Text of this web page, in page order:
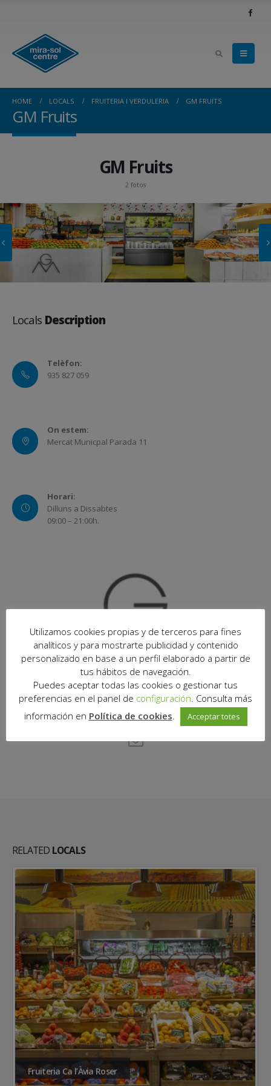
HOME LOCALS FRUITERIA I VERDULERIA GM FRUITS
GM Fruits
GM Fruits
2 fotos
Locals Description
Telèfon:
935 827 059
On estem:
Mercat Municpal Parada 11
Horari:
Dilluns a Dissabtes
09:00 – 21:00h.
RELATED LOCALS
Fruiteria Ca l’Àvia Roser
Utilizamos cookies propias y de terceros para fines
analíticos y para mostrarte publicidad y contenido
personalizado en base a un perfil elaborado a partir de
tus hábitos de navegación.
Puedes aceptar todas las cookies o gestionar tus
preferencias en el panel de configuración . Consulta más
información en Política de cookies Acceptar totes